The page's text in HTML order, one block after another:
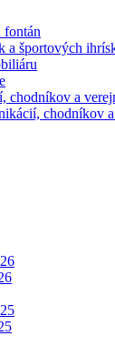
fontán
a športových
chodníkov a
chodníkov